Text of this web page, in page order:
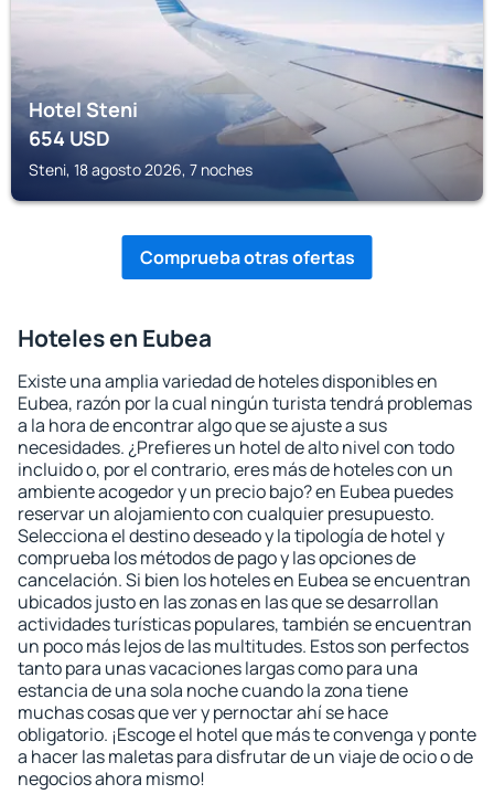
Hotel Steni
654USD
Steni, 18 agosto 2026, 7 noches
Comprueba otras ofertas
Hoteles en Eubea
Existe una amplia variedad de hoteles disponibles en
Eubea, razón por la cual ningún turista tendrá problemas
a la hora de encontrar algo que se ajuste a sus
necesidades. ¿Prefieres un hotel de alto nivel con todo
incluido o, por el contrario, eres más de hoteles con un
ambiente acogedor y un precio bajo? en Eubea puedes
reservar un alojamiento con cualquier presupuesto.
Selecciona el destino deseado y la tipología de hotel y
comprueba los métodos de pago y las opciones de
cancelación. Si bien los hoteles en Eubea se encuentran
ubicados justo en las zonas en las que se desarrollan
actividades turísticas populares, también se encuentran
un poco más lejos de las multitudes. Estos son perfectos
tanto para unas vacaciones largas como para una
estancia de una sola noche cuando la zona tiene
muchas cosas que ver y pernoctar ahí se hace
obligatorio. ¡Escoge el hotel que más te convenga y ponte
a hacer las maletas para disfrutar de un viaje de ocio o de
negocios ahora mismo!